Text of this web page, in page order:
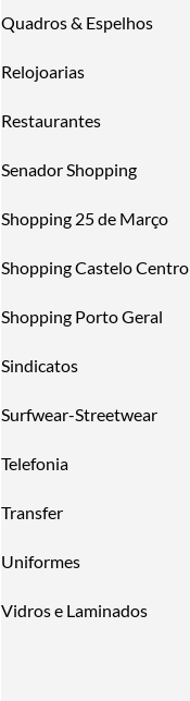
Quadros & Espelhos
Relojoarias
Restaurantes
Senador Shopping
Shopping 25 de Março
Shopping Castelo Centro
Shopping Porto Geral
Sindicatos
Surfwear-Streetwear
Telefonia
Transfer
Uniformes
Vidros e Laminados